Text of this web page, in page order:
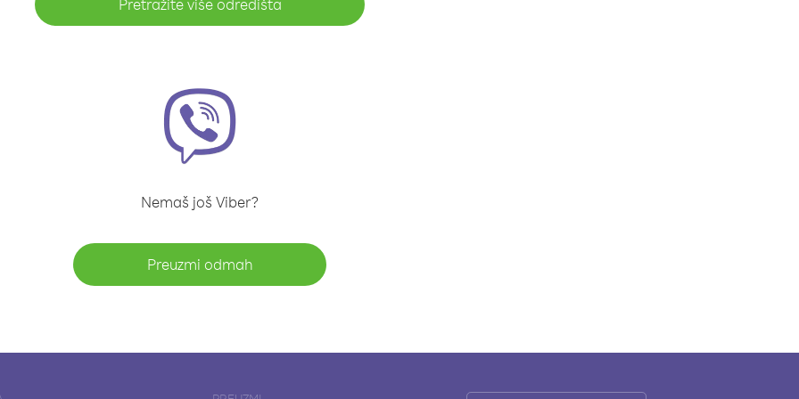
Pretražite više odredišta
Nemaš još Viber?
Preuzmi odmah